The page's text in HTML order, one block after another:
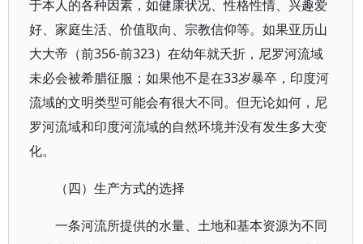
于本人的各种因素，如健康状况、性格性情、兴趣爱
好、家庭生活、价值取向、宗教信仰等。如果亚历山
大大帝（前356-前323）在幼年就夭折，尼罗河流域
未必会被希腊征服；如果他不是在33岁暴卒，印度河
流域的文明类型可能会有很大不同。但无论如何，尼
罗河流域和印度河流域的自然环境并没有发生多大变
化。
（四）生产方式的选择
一条河流所提供的水量、土地和基本资源为不同